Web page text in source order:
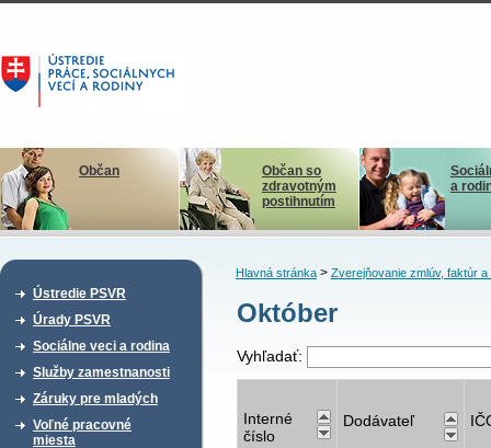
Občan
Občan so
zdravotným
postihnutím
a
Ústredie PSVR
Úrady PSVR
Sociálne veci a rodina
Služby zamestnanosti
Záruky pre mladých
Voľné pracovné
miesta
Hlavná stránka> Zverejňovanie zmlúv, faktúr a
Október
Vyhľadať:
Interné
číslo
Dodávateľ